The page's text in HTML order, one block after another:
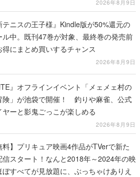
2026年8月9日
テニスの王子様』Kindle版が50%還元の
ル中。既刊47巻が対象、最終巻の発売前
得にまとめ買いするチャンス
2026年8月9日
』オフラインイベント「メェメェ村の
険」が池袋で開催！ 釣りや麻雀、公式
ヤーと影鬼ごっこが楽しめる
2026年8月9日
料】プリキュア映画4作品がTVerで新た
信スタート！なんと2018年～2024年の映
ぼすべてが見放題に、ぶっちゃけありえ